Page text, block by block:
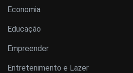
Economia
Educação
Empreender
Entretenimento e Lazer